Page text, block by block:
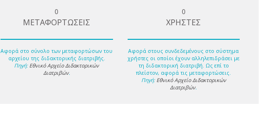
0
ΜΕΤΑΦΟΡΤΩΣΕΙΣ
Αφορά στο σύνολο των μεταφορτώσων του
αρχείου της διδακτορικής διατριβής.
Πηγή: Εθνικό Αρχείο Διδακτορικών
Διατριβών.
0
ΧΡΗΣΤΕΣ
Αφορά στους συνδεδεμένους στο σύστημα
χρήστες οι οποίοι έχουν αλληλεπιδράσει με
τη διδακτορική διατριβή. Ως επί το
πλείστον, αφορά τις μεταφορτώσεις.
Πηγή: Εθνικό Αρχείο Διδακτορικών
Διατριβών.